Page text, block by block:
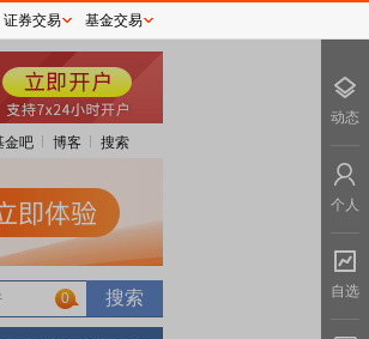
金吧 博客 搜索
0
证券交易 基金交易
动态
个人
自选